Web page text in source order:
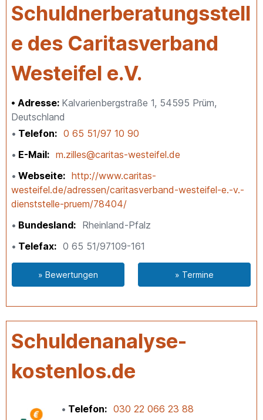
Schuldnerberatungsstell
e des Caritasverband
Westeifel e.V.
Adresse: Kalvarienbergstraße 1, 54595 Prüm,
Deutschland
Telefon
0 65 51/97 10 90
E-Mail
m.zilles@caritas-westeifel.de
Webseite
http://www.caritas-
westeifel.de/adressen/caritasverband-westeifel-e.-v.-
dienststelle-pruem/78404/
Bundesland
Rheinland-Pfalz
Telefax
0 65 51/97109-161
» Bewertungen » Termine
Schuldenanalyse-
kostenlos.de
Telefon
030 22 066 23 88